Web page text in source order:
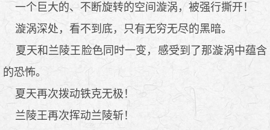
一个巨大的、不断旋转的空间漩涡，被强行撕开！
漩涡深处，看不到底，只有无穷无尽的黑暗。
夏天和兰陵王脸色同时一变，感受到了那漩涡中蕴含
的恐怖。
夏天再次拨动铁克无极！
兰陵王再次挥动兰陵斩！